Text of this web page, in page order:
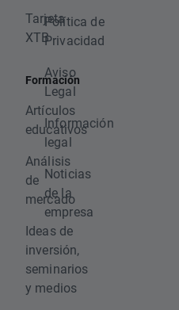
Tarjeta
XTB
Formación
Artículos
educativos
Análisis
de
mercado
Ideas de
inversión,
seminarios
y medios
Política de
Privacidad
Aviso
Legal
Información
legal
Noticias
de la
empresa